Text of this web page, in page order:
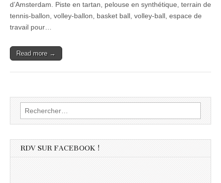
d’Amsterdam. Piste en tartan, pelouse en synthétique, terrain de
tennis-ballon, volley-ballon, basket ball, volley-ball, espace de
travail pour…
Read more →
Rechercher :
RDV SUR FACEBOOK !